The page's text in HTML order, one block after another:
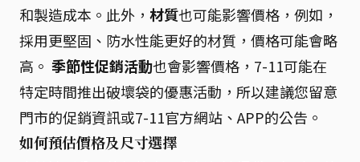
和製造成本。此外， 材質也可能影響價格，例如，
採用更堅固、防水性能更好的材質，價格可能會略
高。 季節性促銷活動也會影響價格，7-11可能在
特定時間推出破壞袋的優惠活動，所以建議您留意
門市的促銷資訊或7-11官方網站、APP的公告。
如何預估價格及尺寸選擇